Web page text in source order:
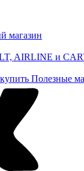
AIRLINE и
Полезные